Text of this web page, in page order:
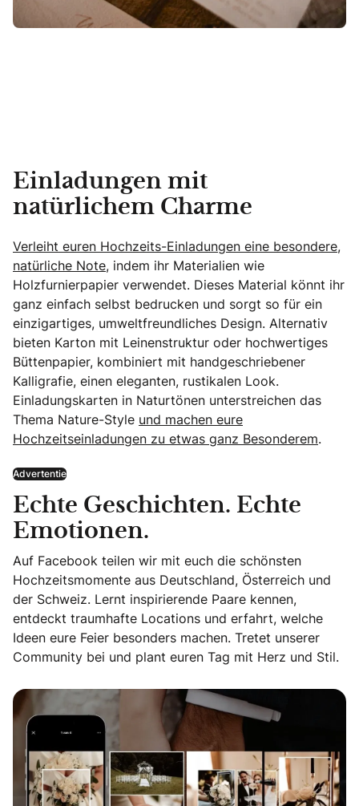
Einladungen mit
natürlichem Charme
Verleiht euren Hochzeits-Einladungen eine besondere,
natürliche Note, indem ihr Materialien wie
Holzfurnierpapier verwendet. Dieses Material könnt ihr
ganz einfach selbst bedrucken und sorgt so für ein
einzigartiges, umweltfreundliches Design. Alternativ
bieten Karton mit Leinenstruktur oder hochwertiges
Büttenpapier, kombiniert mit handgeschriebener
Kalligrafie, einen eleganten, rustikalen Look.
Einladungskarten in Naturtönen unterstreichen das
Thema Nature-Style und machen eure
Hochzeitseinladungen zu etwas ganz Besonderem.
Advertentie
Echte Geschichten. Echte
Emotionen.
Auf Facebook teilen wir mit euch die schönsten
Hochzeitsmomente aus Deutschland, Österreich und
der Schweiz. Lernt inspirierende Paare kennen,
entdeckt traumhafte Locations und erfahrt, welche
Ideen eure Feier besonders machen. Tretet unserer
Community bei und plant euren Tag mit Herz und Stil.
Echte Geschichten. Echte Emotionen.